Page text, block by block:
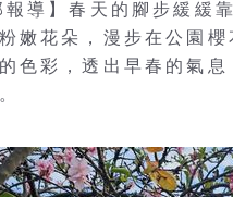
報導】春天的腳步緩緩
嫩花朵，漫步在公園
色彩，透出早春的氣